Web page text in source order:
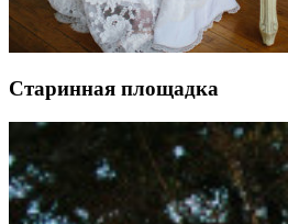
Старинная площадка